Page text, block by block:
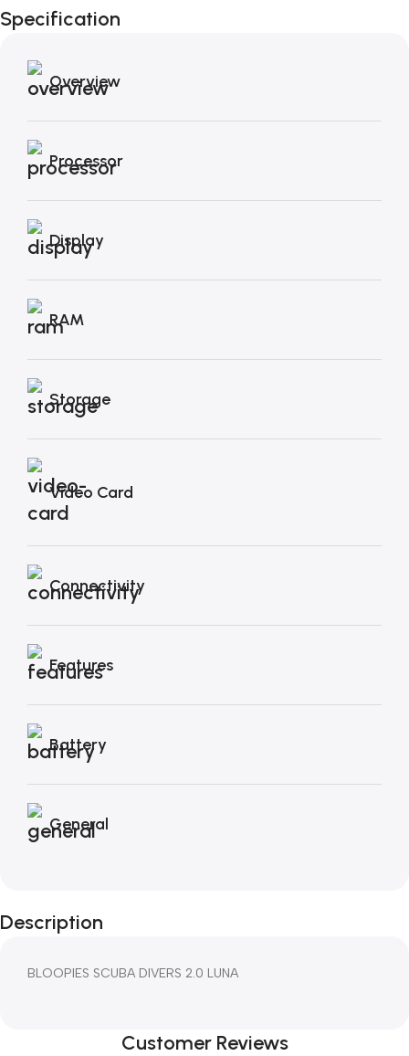
Autunno!
Specification
Overview
Processor
Display
RAM
Storage
Video Card
Connectivity
Features
Battery
General
Description
BLOOPIES SCUBA DIVERS 2.0 LUNA
Customer Reviews